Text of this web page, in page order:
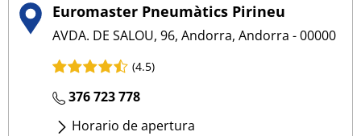
Euromaster Pneumàtics Pirineu
AVDA. DE SALOU, 96, Andorra, Andorra - 00000
(4.5)
376 723 778
Horario de apertura